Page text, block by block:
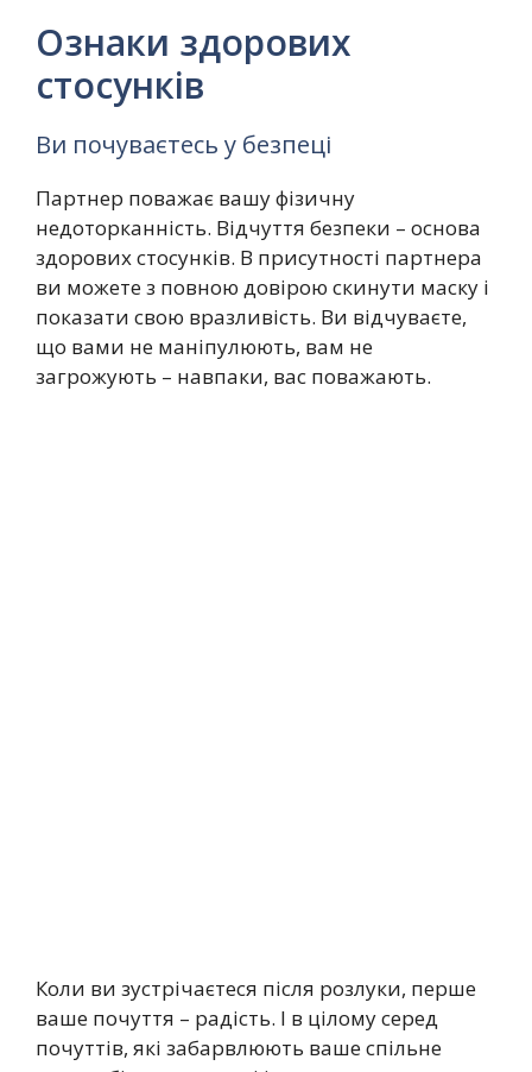
Ознаки здорових
стосунків
Ви почуваєтесь у безпеці
Партнер поважає вашу фізичну
недоторканність. Відчуття безпеки – основа
здорових стосунків. В присутності партнера
ви можете з повною довірою скинути маску і
показати свою вразливість. Ви відчуваєте,
що вами не маніпулюють, вам не
загрожують – навпаки, вас поважають.
Коли ви зустрічаєтеся після розлуки, перше
ваше почуття – радість. І в цілому серед
почуттів, які забарвлюють ваше спільне